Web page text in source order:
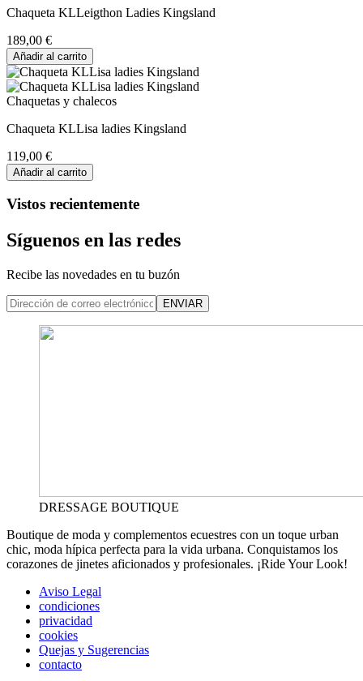
Chaqueta KLLeigthon Ladies Kingsland
189,00 €
Añadir al carrito
Chaquetas y chalecos
Chaqueta KLLisa ladies Kingsland
119,00 €
Añadir al carrito
Vistos recientemente
Síguenos en las redes
Recibe las novedades en tu buzón
ENVIAR
DRESSAGE BOUTIQUE
Boutique de moda y complementos ecuestres con un toque urban
chic, moda hípica perfecta para la vida urbana. Conquistamos los
corazones de jinetes aficionados y profesionales. ¡Ride Your Look!
Aviso Legal
condiciones
privacidad
cookies
Quejas y Sugerencias
contacto